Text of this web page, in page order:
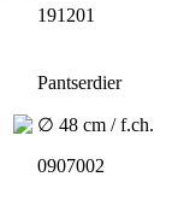
191201
Pantserdier
∅ 48 cm / f.ch.
0907002